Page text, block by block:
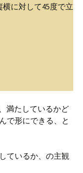
に対して45度で立
満たしているかど
で形にできる、と
ているか、の主観